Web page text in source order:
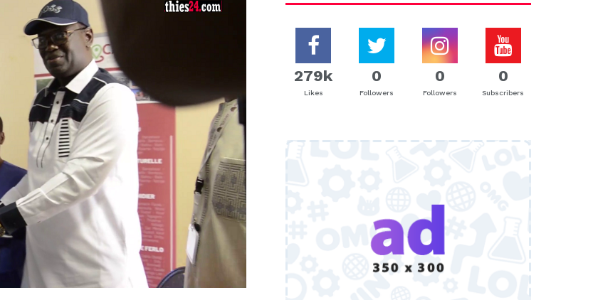
279k
Likes
0
Followers
0
Followers
0
Subscribers